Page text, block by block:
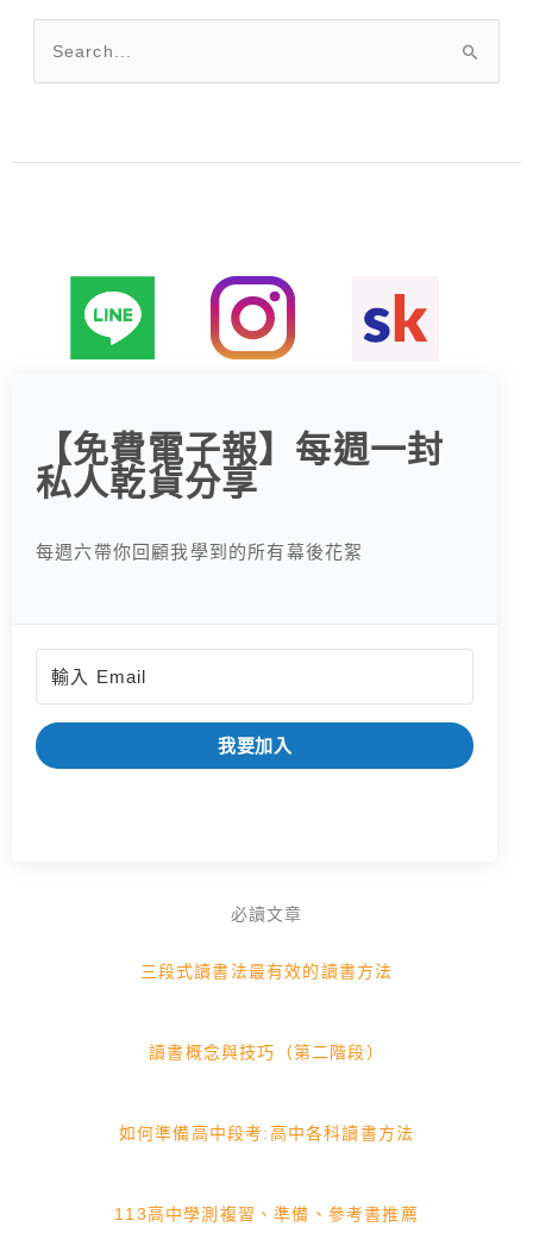
尋
【免費電子報】每週一封
私人乾貨分享
每週六帶你回顧我學到的所有幕後花絮
我要加入
必讀文章
三段式讀書法最有效的讀書方法
讀書概念與技巧（第二階段）
如何準備高中段考:高中各科讀書方法
113高中學測複習、準備、參考書推薦